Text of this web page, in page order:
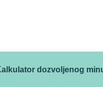
dozvoljenog